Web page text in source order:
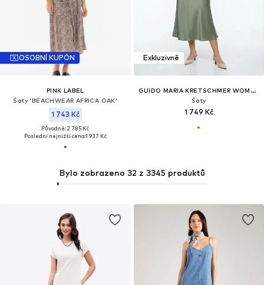
OSOBNÍ KUPÓN
PINK LABEL
Šaty 'BEACHWEAR AFRICA OAK'
1 743 Kč
Původně: 2 785 Kč
Poslední nejnižší cena:1 937 Kč
Exkluzivně
GUIDO MARIA KRETSCHMER WOMEN
Šaty
1 749 Kč
Bylo zobrazeno 32 z 3345 produktů